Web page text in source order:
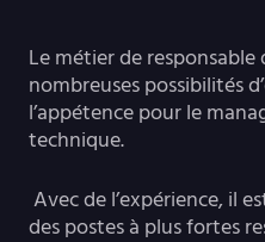
Le métier de
nombreuses possibilités
l’appétence pour le
technique.
Avec de l’expérience, il
des postes à plus fortes